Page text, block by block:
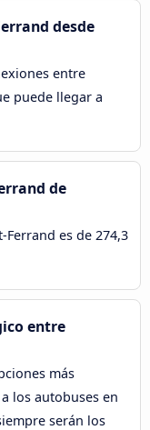
desde
entre
puede llegar a
de
es de 274,3
entre
más
los autobuses en
serán los